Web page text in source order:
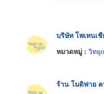
บริษัท โพเทนเ
หมวดหมู่ : วิทยุ
ร้าน โมดิฟาย